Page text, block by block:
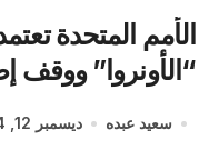
الأمم المتحدة
“الأونروا” ووقف
سعيد عبده ديسمبر 12, 2024